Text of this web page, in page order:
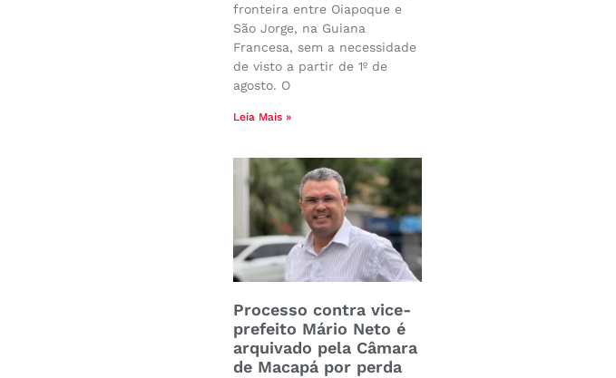
fronteira entre Oiapoque e
São Jorge, na Guiana
Francesa, sem a necessidade
de visto a partir de 1º de
agosto. O
Leia Mais »
Processo contra vice-
prefeito Mário Neto é
arquivado pela Câmara
de Macapá por perda